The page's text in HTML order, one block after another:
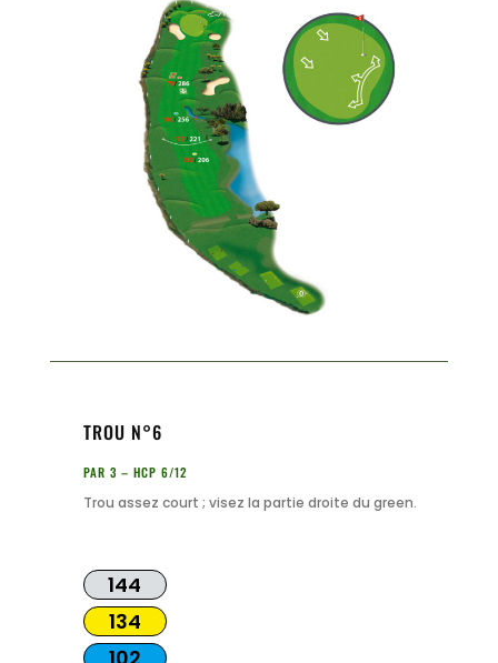
TROU N°6
PAR 3 – HCP 6/12
Trou assez court ; visez la partie droite du green.
144
134